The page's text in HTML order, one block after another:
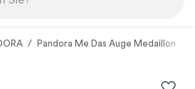
/ Pandora Me Das Auge Medaillon